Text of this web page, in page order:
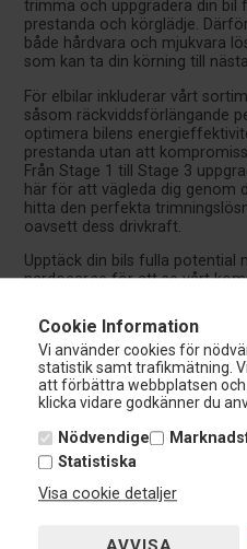
Cookie Information
Vi använder cookies för
statistik samt trafikmätning.
att förbättra webbplatsen
klicka vidare godkänner du
Nödvendige
Statistiska
Visa cookie detaljer
trimma och uppgradera din bil
prestanda och körglädje.
både hårdvara och mjukvara
som kan ta din körning till
För elbilar inkluderar vårt
såsom räckviddsförlängande
optimera bilens
prestanda utan att
Från Stage 1 till Stage 3
här för att vägleda dig genom
hitta den perfekta
oavsett dess drivkraft.
Upptäck din bils fulla potential
nardocar.se för att se vårt
Fiesta VIII. Låt oss hjälpa dig
körupplevelsen och prestandan.
Kundservice:
info@nardocar.se